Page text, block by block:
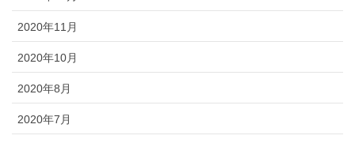
2020年11月
2020年10月
2020年8月
2020年7月